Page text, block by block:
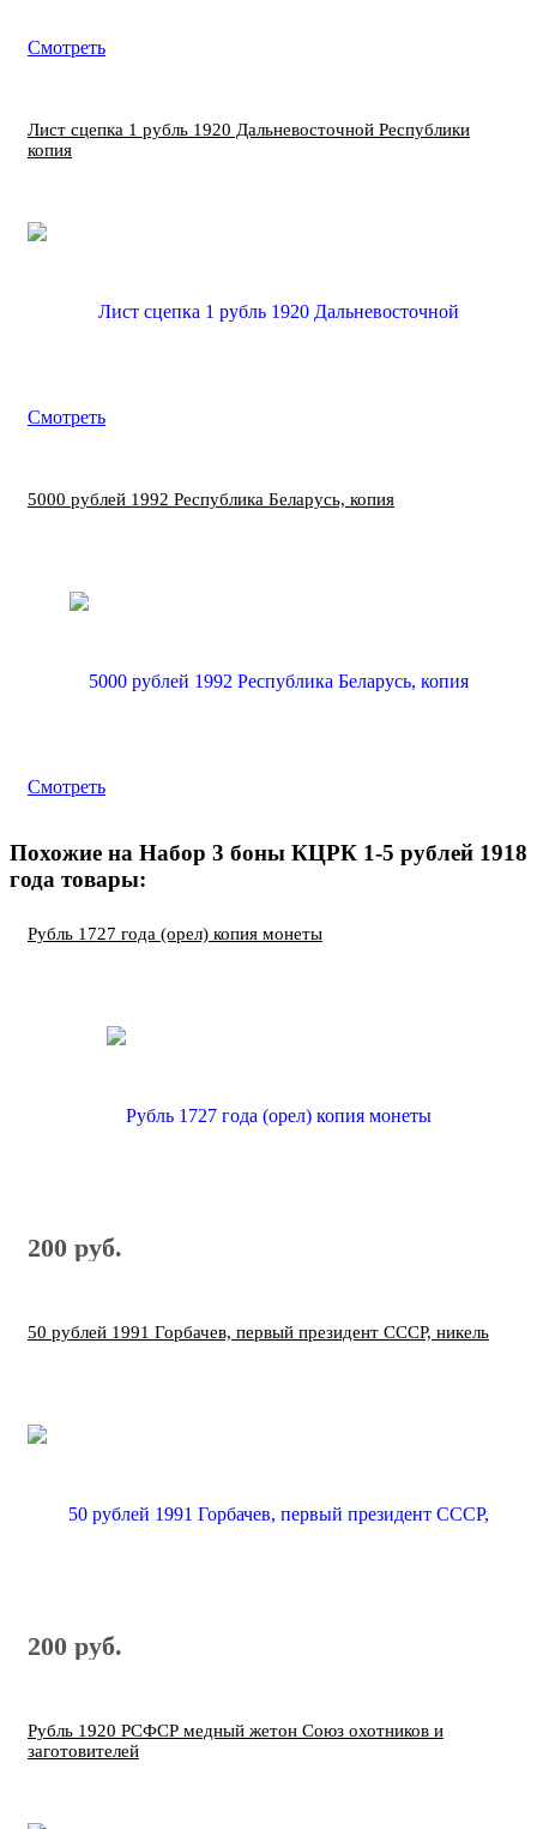
Смотреть
Лист сцепка 1 рубль 1920 Дальневосточной Республики
копия
Смотреть
5000 рублей 1992 Республика Беларусь, копия
Смотреть
Похожие на Набор 3 боны КЦРК 1-5 рублей 1918
года товары:
Рубль 1727 года (орел) копия монеты
200 руб.
50 рублей 1991 Горбачев, первый президент СССР, никель
200 руб.
Рубль 1920 РСФСР медный жетон Союз охотников и
заготовителей